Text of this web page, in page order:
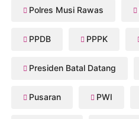
Polres Musi Rawas
PPDB PPPK
Presiden Batal Datang
Pusaran PWI